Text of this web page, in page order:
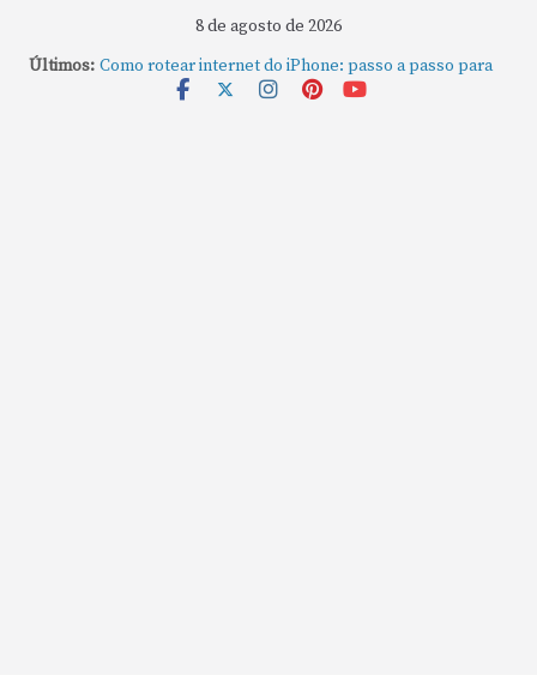
8 de agosto de 2026
Últimos: Como rotear internet do iPhone: passo a passo para
compartilhar a conexão